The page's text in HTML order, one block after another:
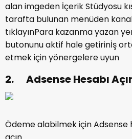
alan imgeden İçerik Stüdyosu
tarafta bulunan menüden
tıklayınPara kazanma yazan
butonunu aktif hale getirinİş
etmek için yönergelere uyun
2. Adsense Hesabı
Ödeme alabilmek için Adsense